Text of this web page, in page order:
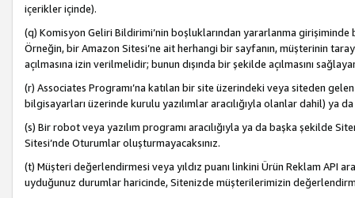
içerikler içinde).
(q) Komisyon Geliri Bildirimi’nin boşluklarından yararlanma
Örneğin, bir Amazon Sitesi’ne ait herhangi bir sayfanın, müşterinin
açılmasına izin verilmelidir; bunun dışında bir şekilde açılmasını
(r) Associates Programı’na katılan bir site üzerindeki veya siteden
bilgisayarları üzerinde kurulu yazılımlar aracılığıyla olanlar dahil) ya
(s) Bir robot veya yazılım programı aracılığıyla ya da başka şekilde
Sitesi’nde Oturumlar oluşturmayacaksınız.
(t) Müşteri değerlendirmesi veya yıldız puanı linkini Ürün Reklam API
uyduğunuz durumlar haricinde, Sitenizde müşterilerimizin